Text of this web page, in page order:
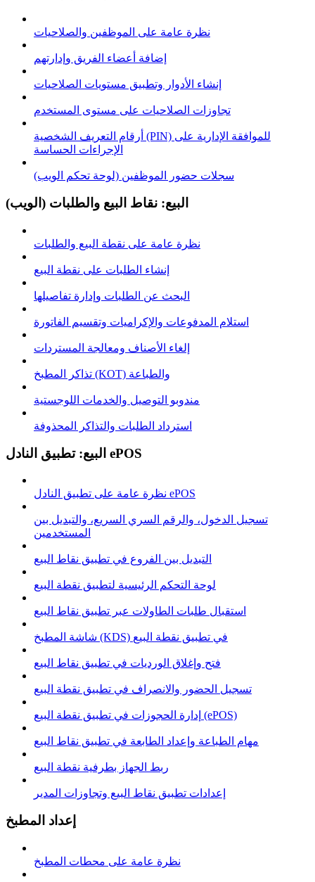
نظرة عامة على الموظفين والصلاحيات
إضافة أعضاء الفريق وإدارتهم
إنشاء الأدوار وتطبيق مستويات الصلاحيات
تجاوزات الصلاحيات على مستوى المستخدم
أرقام التعريف الشخصية (PIN) للموافقة الإدارية على
الإجراءات الحساسة
سجلات حضور الموظفين (لوحة تحكم الويب)
البيع: نقاط البيع والطلبات (الويب)
نظرة عامة على نقطة البيع والطلبات
إنشاء الطلبات على نقطة البيع
البحث عن الطلبات وإدارة تفاصيلها
استلام المدفوعات والإكراميات وتقسيم الفاتورة
إلغاء الأصناف ومعالجة المستردات
تذاكر المطبخ (KOT) والطباعة
مندوبو التوصيل والخدمات اللوجستية
استرداد الطلبات والتذاكر المحذوفة
البيع: تطبيق النادل ePOS
نظرة عامة على تطبيق النادل ePOS
تسجيل الدخول، والرقم السري السريع، والتبديل بين
المستخدمين
التبديل بين الفروع في تطبيق نقاط البيع
لوحة التحكم الرئيسية لتطبيق نقطة البيع
استقبال طلبات الطاولات عبر تطبيق نقاط البيع
شاشة المطبخ (KDS) في تطبيق نقطة البيع
فتح وإغلاق الوردیات في تطبيق نقاط البيع
تسجيل الحضور والانصراف في تطبيق نقطة البيع
إدارة الحجوزات في تطبيق نقطة البيع (ePOS)
مهام الطباعة وإعداد الطابعة في تطبيق نقاط البيع
ربط الجهاز بطرفية نقطة البيع
إعدادات تطبيق نقاط البيع وتجاوزات المدير
إعداد المطبخ
نظرة عامة على محطات المطبخ